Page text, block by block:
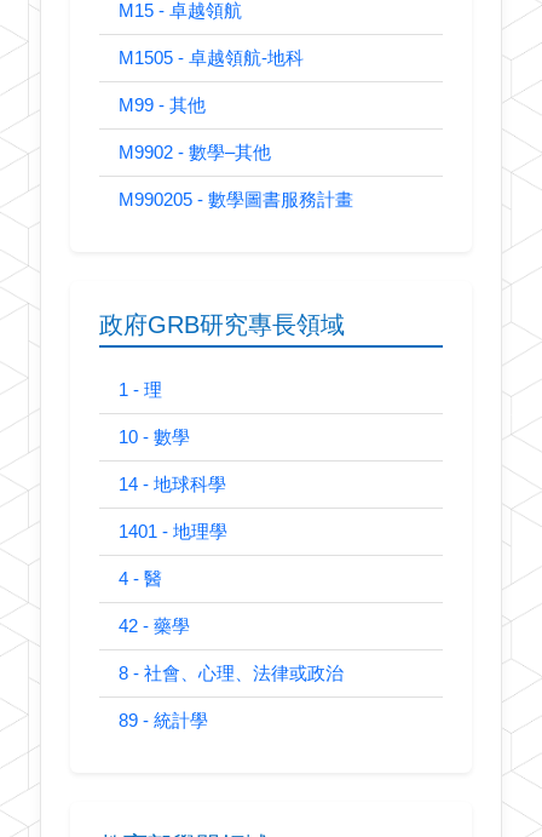
M15 - 卓越領航
M1505 - 卓越領航-地科
M99 - 其他
M9902 - 數學–其他
M990205 - 數學圖書服務計畫
政府GRB研究專長領域
1 - 理
10 - 數學
14 - 地球科學
1401 - 地理學
4 - 醫
42 - 藥學
8 - 社會、心理、法律或政治
89 - 統計學